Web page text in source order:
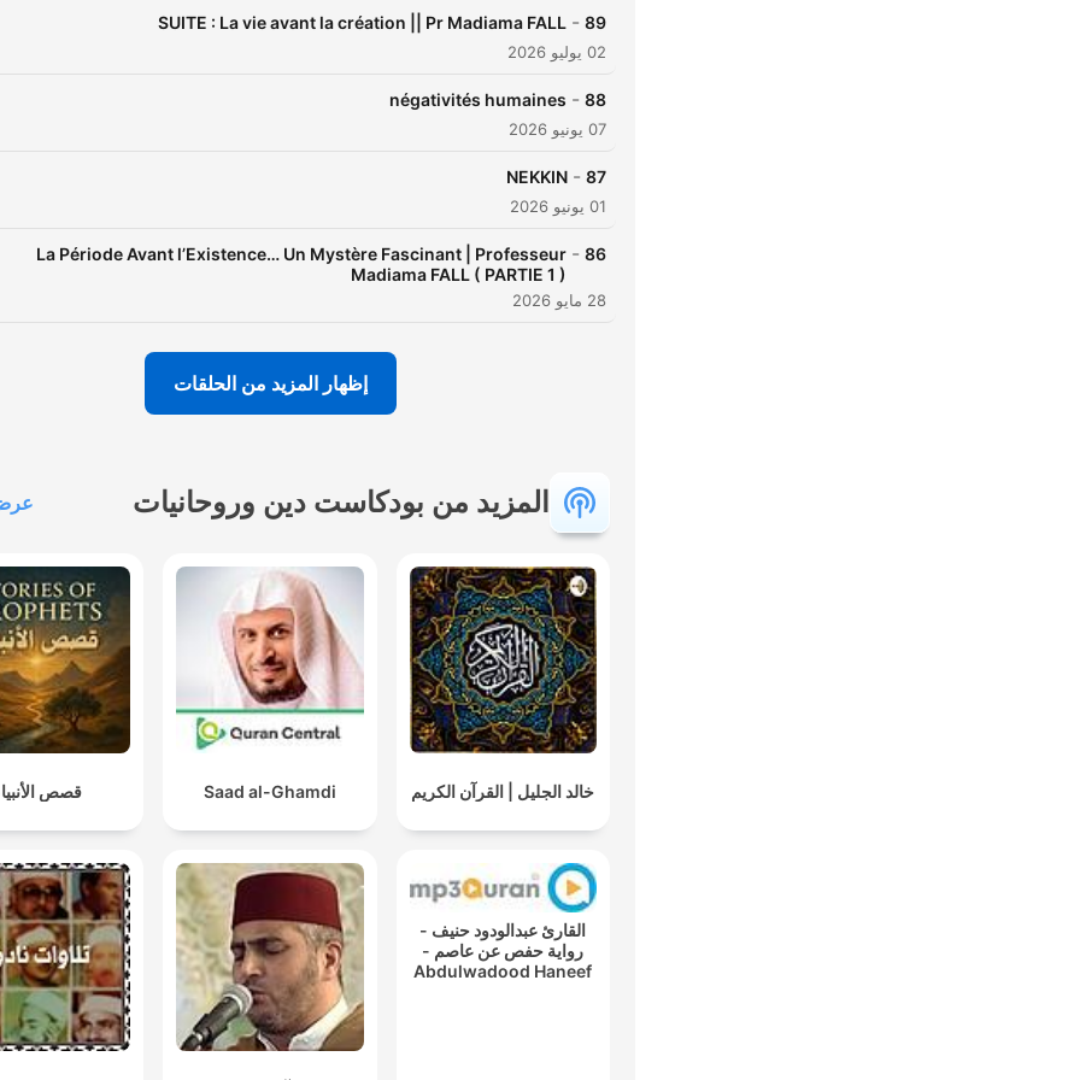
89
-
SUITE : La vie avant la création || Pr Madiama FALL
02 يوليو 2026
88
-
négativités humaines
07 يونيو 2026
87
-
NEKKIN
01 يونيو 2026
86
-
La Période Avant l’Existence… Un Mystère Fascinant | Professeur
Madiama FALL ( PARTIE 1 )
28 مايو 2026
إظهار المزيد من الحلقات
المزيد من بودكاست دين وروحانيات
خالد الجليل | القرآن الكريم Saad al-Ghamdi قصص
القارئ عبدالودود حنيف -
رواية حفص عن عاصم -
Abdulwadood Haneef